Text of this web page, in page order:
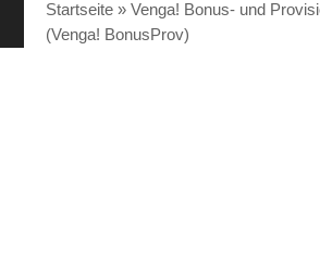
Startseite »Venga! Bonus- und
(Venga! BonusProv)